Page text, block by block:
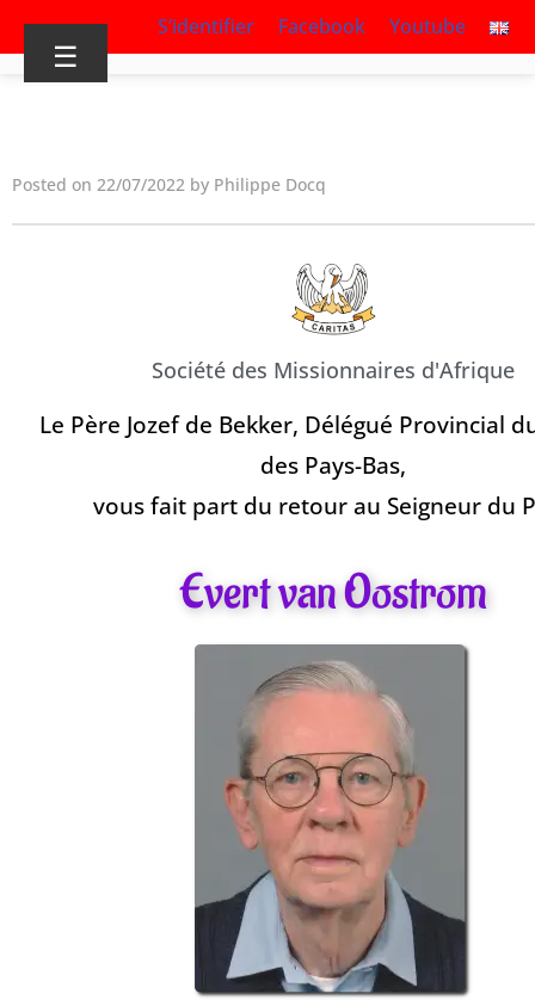
S’identifier Facebook Youtube
☰
Posted on 22/07/2022 by Philippe Docq
Société des Missionnaires d'Afrique
Le Père Jozef de Bekker, Délégué Provincial
des Pays-Bas,
vous fait part du retour au Seigneur du
Evert van Oostrom